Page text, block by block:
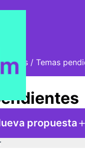
/ Temas
propuesta